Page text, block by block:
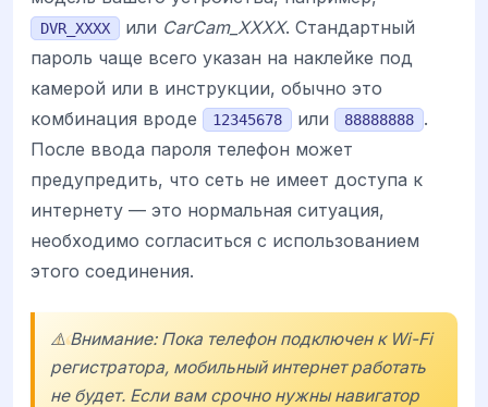
DVR_XXXX или CarCam_XXXX. Стандартный
пароль чаще всего указан на наклейке под
камерой или в инструкции, обычно это
комбинация вроде
12345678 или 88888888
.
После ввода пароля телефон может
предупредить, что сеть не имеет доступа к
интернету — это нормальная ситуация,
необходимо согласиться с использованием
этого соединения.
⚠️ Внимание: Пока телефон подключен к Wi-Fi
регистратора, мобильный интернет работать
не будет. Если вам срочно нужны навигатор